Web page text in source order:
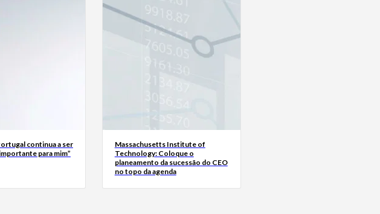
continua a ser
para mim”
Massachusetts Institute of
Technology: Coloque o
planeamento da sucessão do CEO
no topo da agenda